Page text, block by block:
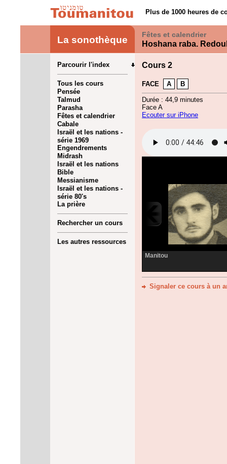
Plus de 1000 heures de
La sonothèque Fêtes et calendrier
Hoshana raba.
Parcourir l'index
Tous les cours
Pensée
Talmud
Parasha
Fêtes et calendrier
Cabale
Israël et les nations -
série 1969
Engendrements
Midrash
Israël et les nations
Bible
Messianisme
Israël et les nations -
série 80's
La prière
Rechercher un cours
Les autres ressources
Cours 2
FACE A B
Durée : 44,9 minutes
Face A
Ecouter sur iPhone
Manitou
Signaler ce cours à un